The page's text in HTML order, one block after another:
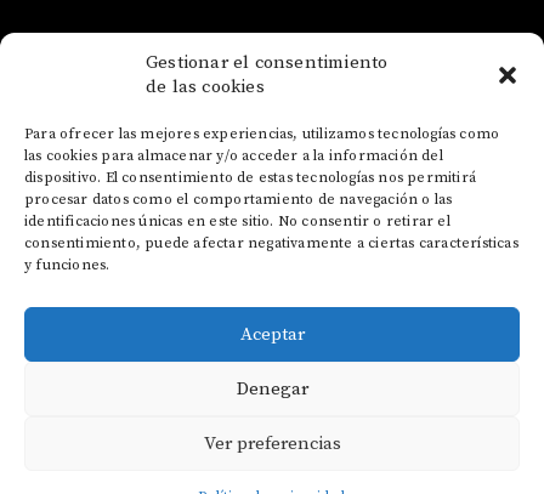
Gestionar el consentimiento
de las cookies
Para ofrecer las mejores experiencias, utilizamos tecnologías como
las cookies para almacenar y/o acceder a la información del
dispositivo. El consentimiento de estas tecnologías nos permitirá
procesar datos como el comportamiento de navegación o las
identificaciones únicas en este sitio. No consentir o retirar el
consentimiento, puede afectar negativamente a ciertas características
y funciones.
Aceptar
Denegar
Ver preferencias
CONTACTO
POLÍTICA DE COOKIES
POLÍTICA DE PRIVACIDAD